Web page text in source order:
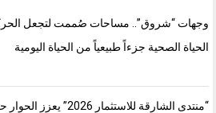
وجهات “شروق”.. مساحات صُممت لتجعل
الحياة الصحية جزءاً طبيعياً من الحياة اليومية
“منتدى الشارقة